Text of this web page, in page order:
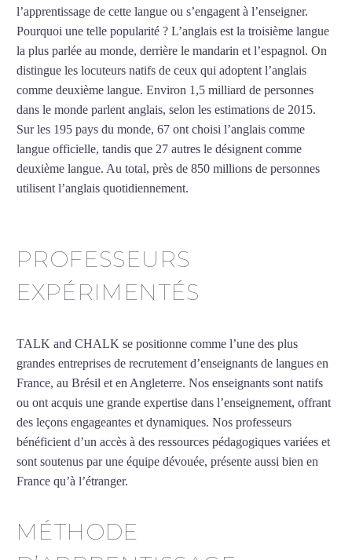
l’apprentissage de cette langue ou s’engagent à l’enseigner.
Pourquoi une telle popularité ? L’anglais est la troisième langue
la plus parlée au monde, derrière le mandarin et l’espagnol. On
distingue les locuteurs natifs de ceux qui adoptent l’anglais
comme deuxième langue. Environ 1,5 milliard de personnes
dans le monde parlent anglais, selon les estimations de 2015.
Sur les 195 pays du monde, 67 ont choisi l’anglais comme
langue officielle, tandis que 27 autres le désignent comme
deuxième langue. Au total, près de 850 millions de personnes
utilisent l’anglais quotidiennement.
PROFESSEURS
EXPÉRIMENTÉS
TALK and CHALK se positionne comme l’une des plus
grandes entreprises de recrutement d’enseignants de langues en
France, au Brésil et en Angleterre. Nos enseignants sont natifs
ou ont acquis une grande expertise dans l’enseignement, offrant
des leçons engageantes et dynamiques. Nos professeurs
bénéficient d’un accès à des ressources pédagogiques variées et
sont soutenus par une équipe dévouée, présente aussi bien en
France qu’à l’étranger.
MÉTHODE